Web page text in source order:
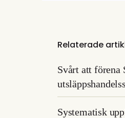
Relaterade
Svårt att förena
Systematisk